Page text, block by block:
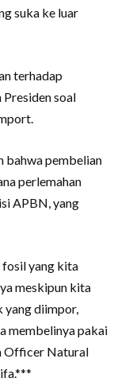
suka ke luar
terhadap
soal
bahwa pembelian
perlemahan
APBN, yang
fosil yang kita
meskipun kita
yang diimpor,
membelinya pakai
Officer Natural